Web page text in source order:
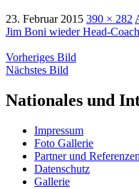
23. Februar 2015 390 × 282
Jim Boni wieder Head-Coach
Vorheriges Bild
Nächstes Bild
Nationales und
Impressum
Foto Gallerie
Partner und Referenzen
Datenschutz
Gallerie